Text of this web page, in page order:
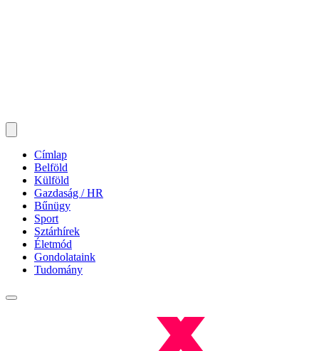
Címlap
Belföld
Külföld
Gazdaság / HR
Bűnügy
Sport
Sztárhírek
Életmód
Gondolataink
Tudomány